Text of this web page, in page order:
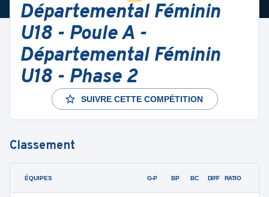
Départemental Féminin
U18 - Poule A -
Départemental Féminin
U18 - Phase 2
SUIVRE CETTE COMPÉTITION
Classement
ÉQUIPES G-P BP BC DIFF RATIO